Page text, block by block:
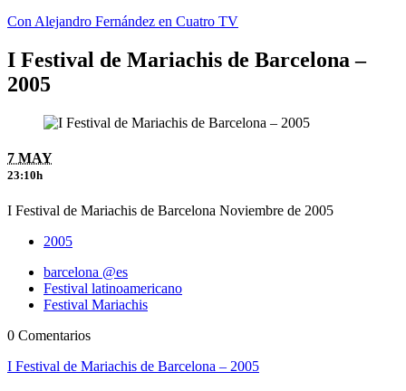
Con Alejandro Fernández en Cuatro TV
I Festival de Mariachis de Barcelona –
2005
7 MAY
23:10h
I Festival de Mariachis de Barcelona Noviembre de 2005
2005
barcelona @es
Festival latinoamericano
Festival Mariachis
0 Comentarios
I Festival de Mariachis de Barcelona – 2005